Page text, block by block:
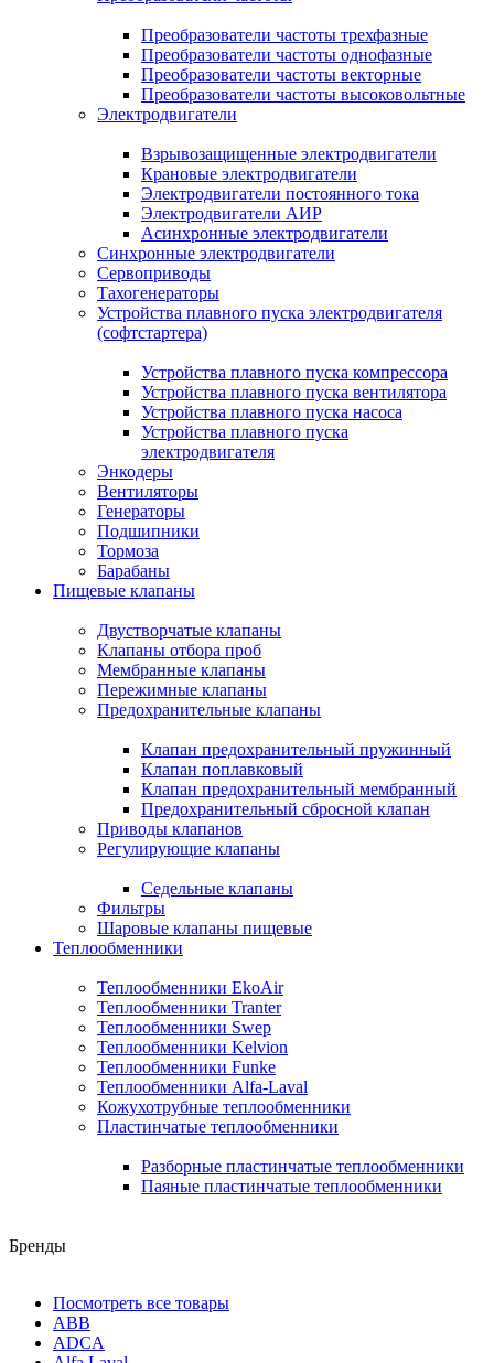
Преобразователи частоты трехфазные
Преобразователи частоты однофазные
Преобразователи частоты векторные
Преобразователи частоты высоковольтные
Электродвигатели
Взрывозащищенные электродвигатели
Крановые электродвигатели
Электродвигатели постоянного тока
Электродвигатели АИР
Асинхронные электродвигатели
Синхронные электродвигатели
Сервоприводы
Тахогенераторы
Устройства плавного пуска электродвигателя
(софтстартера)
Устройства плавного пуска компрессора
Устройства плавного пуска вентилятора
Устройства плавного пуска насоса
Устройства плавного пуска
электродвигателя
Энкодеры
Вентиляторы
Генераторы
Подшипники
Тормоза
Барабаны
Пищевые клапаны
Двустворчатые клапаны
Клапаны отбора проб
Мембранные клапаны
Пережимные клапаны
Предохранительные клапаны
Клапан предохранительный пружинный
Клапан поплавковый
Клапан предохранительный мембранный
Предохранительный сбросной клапан
Приводы клапанов
Регулирующие клапаны
Седельные клапаны
Фильтры
Шаровые клапаны пищевые
Теплообменники
Теплообменники EkoAir
Теплообменники Tranter
Теплообменники Swep
Теплообменники Kelvion
Теплообменники Funke
Теплообменники Alfa-Laval
Кожухотрубные теплообменники
Пластинчатые теплообменники
Разборные пластинчатые теплообменники
Паяные пластинчатые теплообменники
Бренды
Посмотреть все товары
ABB
ADCA